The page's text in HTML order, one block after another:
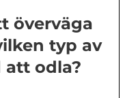
överväga
typ av
odla?